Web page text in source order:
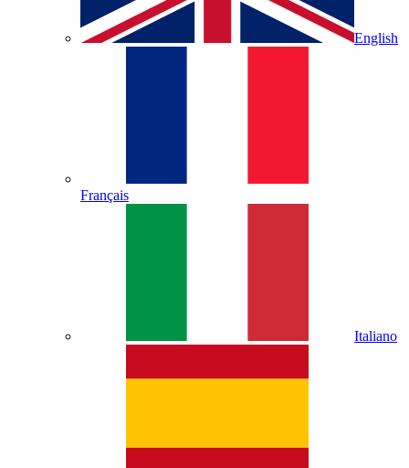
English
Français
Italiano